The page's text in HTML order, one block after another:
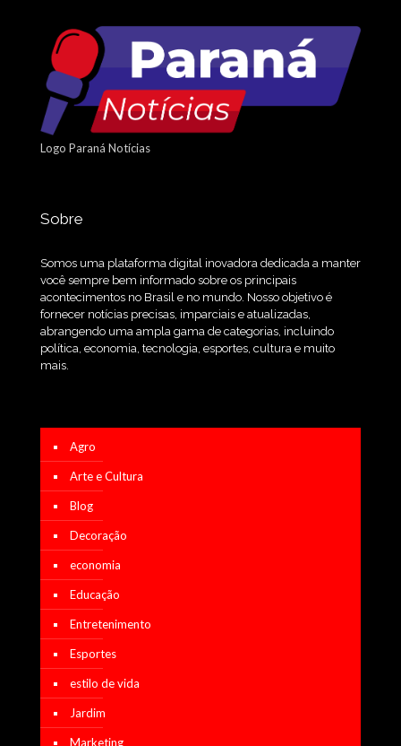
Logo Paraná Notícias
Sobre
Somos uma plataforma digital inovadora dedicada a manter
você sempre bem informado sobre os principais
acontecimentos no Brasil e no mundo. Nosso objetivo é
fornecer notícias precisas, imparciais e atualizadas,
abrangendo uma ampla gama de categorias, incluindo
política, economia, tecnologia, esportes, cultura e muito
mais.
Agro
Arte e Cultura
Blog
Decoração
economia
Educação
Entretenimento
Esportes
estilo de vida
Jardim
Marketing